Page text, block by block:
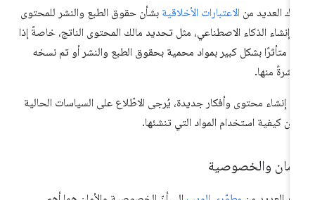
العديد من الاعتبارات الأخلاقيةبشأن حقوق الطبع والنشر للمحتوى
إنشاء الذكاء الاصطناعي، مثل تحديد مالك المحتوى الناتج، خاصةً إذا
متأثرًا بشكل كبير بمواد محمية بحقوق الطبع والنشر أو تم نسخه
منها.
إنشاء محتوى وأفكار جديدة، يُرجى الاطّلاع على السياسات الحالية
كيفية استخدام المواد التي تنشئها.
والخصوصية